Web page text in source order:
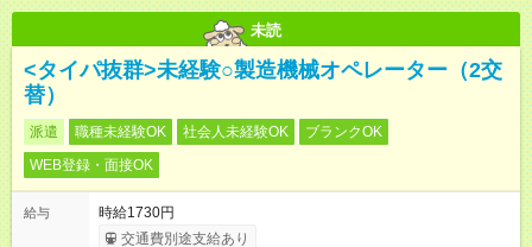
未読
<タイパ抜群>未経験○製造機械オペレーター（2交
替）
派遣 職種未経験OK 社会人未経験OK
ブランクOK
WEB登録・面接OK
給与
時給1730円
交通費別途支給あり